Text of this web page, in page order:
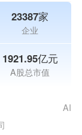
23387家
企业
1921.95亿元
A股总市值
AI